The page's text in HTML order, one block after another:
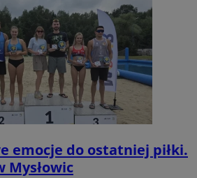
emocje do ostatniej piłki.
Mysłowic